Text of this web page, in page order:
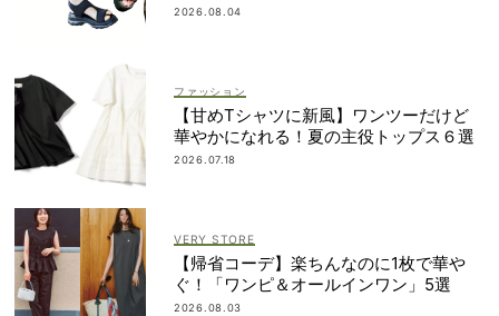
2026.08.04
ファッション
【甘めTシャツに新風】ワンツーだけど
華やかになれる！夏の主役トップス６選
2026.07.18
VERY STORE
【帰省コーデ】楽ちんなのに1枚で華や
ぐ！「ワンピ＆オールインワン」5選
2026.08.03